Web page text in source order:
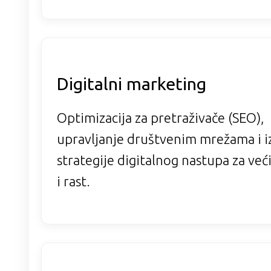
Digitalni marketing
Optimizacija za pretraživače (SEO),
upravljanje društvenim mrežama i
strategije digitalnog nastupa za
i rast.